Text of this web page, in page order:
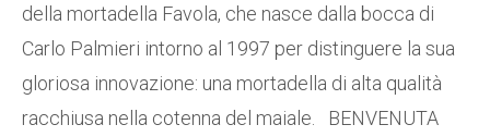
della mortadella Favola, che nasce dalla bocca di
Carlo Palmieri intorno al 1997 per distinguere la sua
gloriosa innovazione: una mortadella di alta qualità
racchiusa nella cotenna del maiale. BENVENUTA